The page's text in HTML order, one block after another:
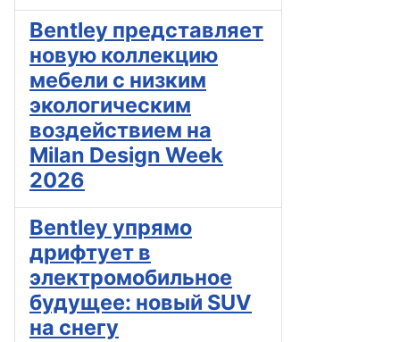
Bentley представляет
новую коллекцию
мебели с низким
экологическим
воздействием на
Milan Design Week
2026
Bentley упрямо
дрифтует в
электромобильное
будущее: новый SUV
на снегу